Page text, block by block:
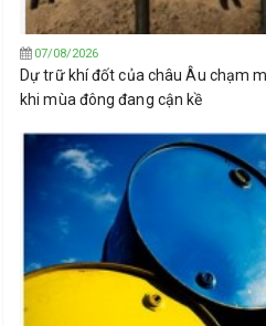
07/08/2026
Dự trữ khí đốt của châu Âu chạm
khi mùa đông đang cận kề